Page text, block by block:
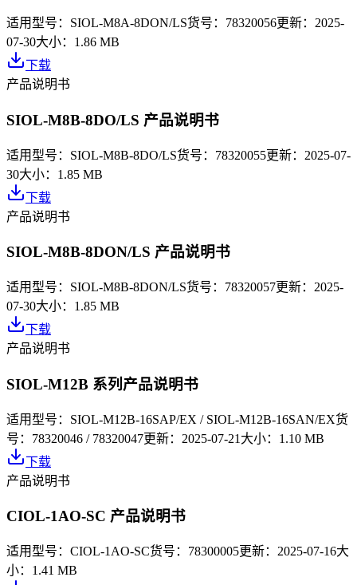
适用型号： SIOL-M8A-8DON/LS货号： 78320056更新： 2025-
07-30大小： 1.86 MB
下载
产品说明书
SIOL-M8B-8DO/LS 产品说明书
适用型号： SIOL-M8B-8DO/LS货号： 78320055更新： 2025-07-
30大小： 1.85 MB
下载
产品说明书
SIOL-M8B-8DON/LS 产品说明书
适用型号： SIOL-M8B-8DON/LS货号： 78320057更新： 2025-
07-30大小： 1.85 MB
下载
产品说明书
SIOL-M12B 系列产品说明书
适用型号： SIOL-M12B-16SAP/EX / SIOL-M12B-16SAN/EX货
号： 78320046 / 78320047更新： 2025-07-21 大小： 1.10 MB
下载
产品说明书
CIOL-1AO-SC 产品说明书
适用型号： CIOL-1AO-SC货号： 78300005更新： 2025-07-16大
小： 1.41 MB